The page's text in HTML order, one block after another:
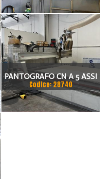
PANTOGRAFO CN A 5 ASSI
SD SRL - BANCO DA MT.
10X2
Codice: 28740